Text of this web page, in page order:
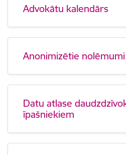
Advokātu kalendārs
Anonimizētie nolēmumi
Datu atlase
īpašniekiem